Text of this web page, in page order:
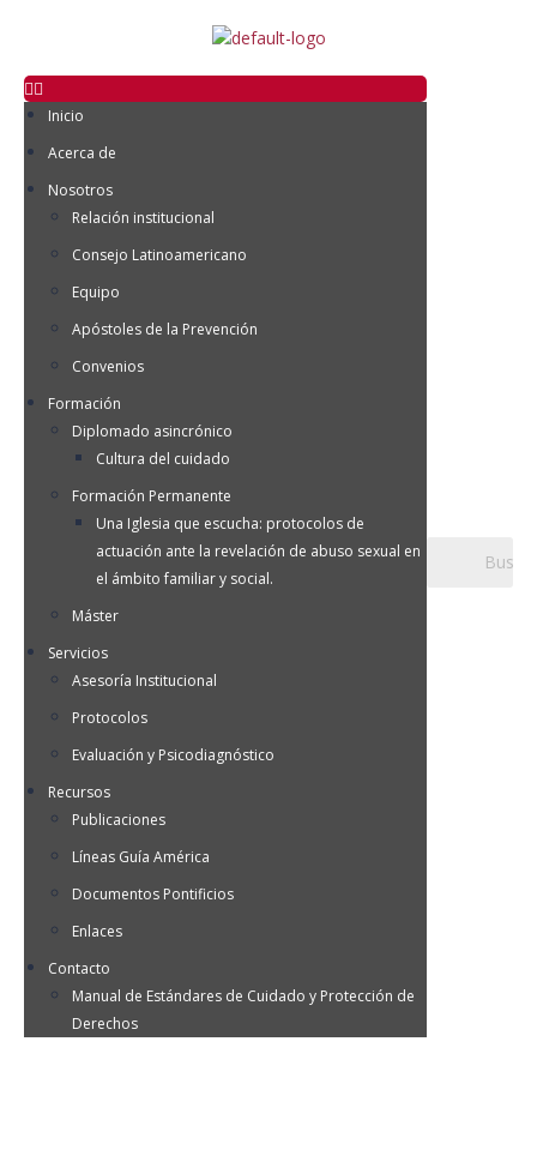
Inicio
Acerca de
Nosotros
Relación institucional
Consejo Latinoamericano
Equipo
Apóstoles de la Prevención
Convenios
Formación
Diplomado asincrónico
Cultura del cuidado
Formación Permanente
Una Iglesia que escucha: protocolos de
actuación ante la revelación de abuso sexual en
el ámbito familiar y social.
Máster
Servicios
Asesoría Institucional
Protocolos
Evaluación y Psicodiagnóstico
Recursos
Publicaciones
Líneas Guía América
Documentos Pontificios
Enlaces
Contacto
Manual de Estándares de Cuidado y Protección de
Derechos